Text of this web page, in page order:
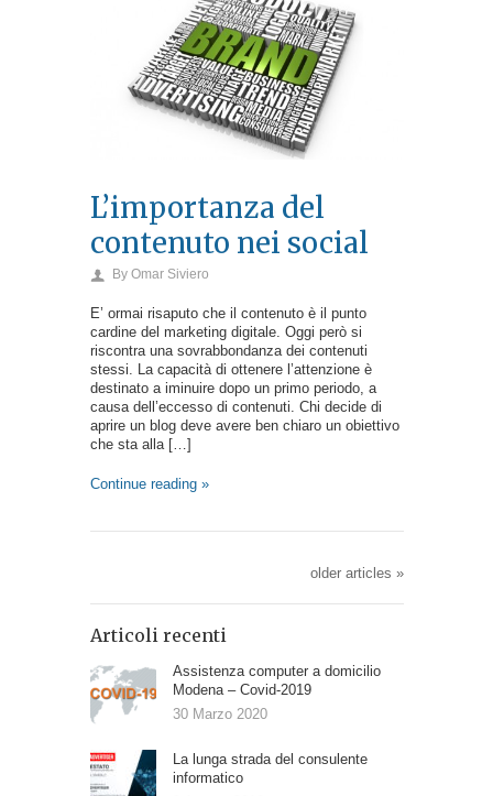
L’importanza del
contenuto nei social
By Omar Siviero
E’ ormai risaputo che il contenuto è il punto
cardine del marketing digitale. Oggi però si
riscontra una sovrabbondanza dei contenuti
stessi. La capacità di ottenere l’attenzione è
destinato a iminuire dopo un primo periodo, a
causa dell’eccesso di contenuti. Chi decide di
aprire un blog deve avere ben chiaro un obiettivo
che sta alla […]
Continue reading »
older articles »
Articoli recenti
Assistenza computer a domicilio
Modena – Covid-2019
30 Marzo 2020
La lunga strada del consulente
informatico